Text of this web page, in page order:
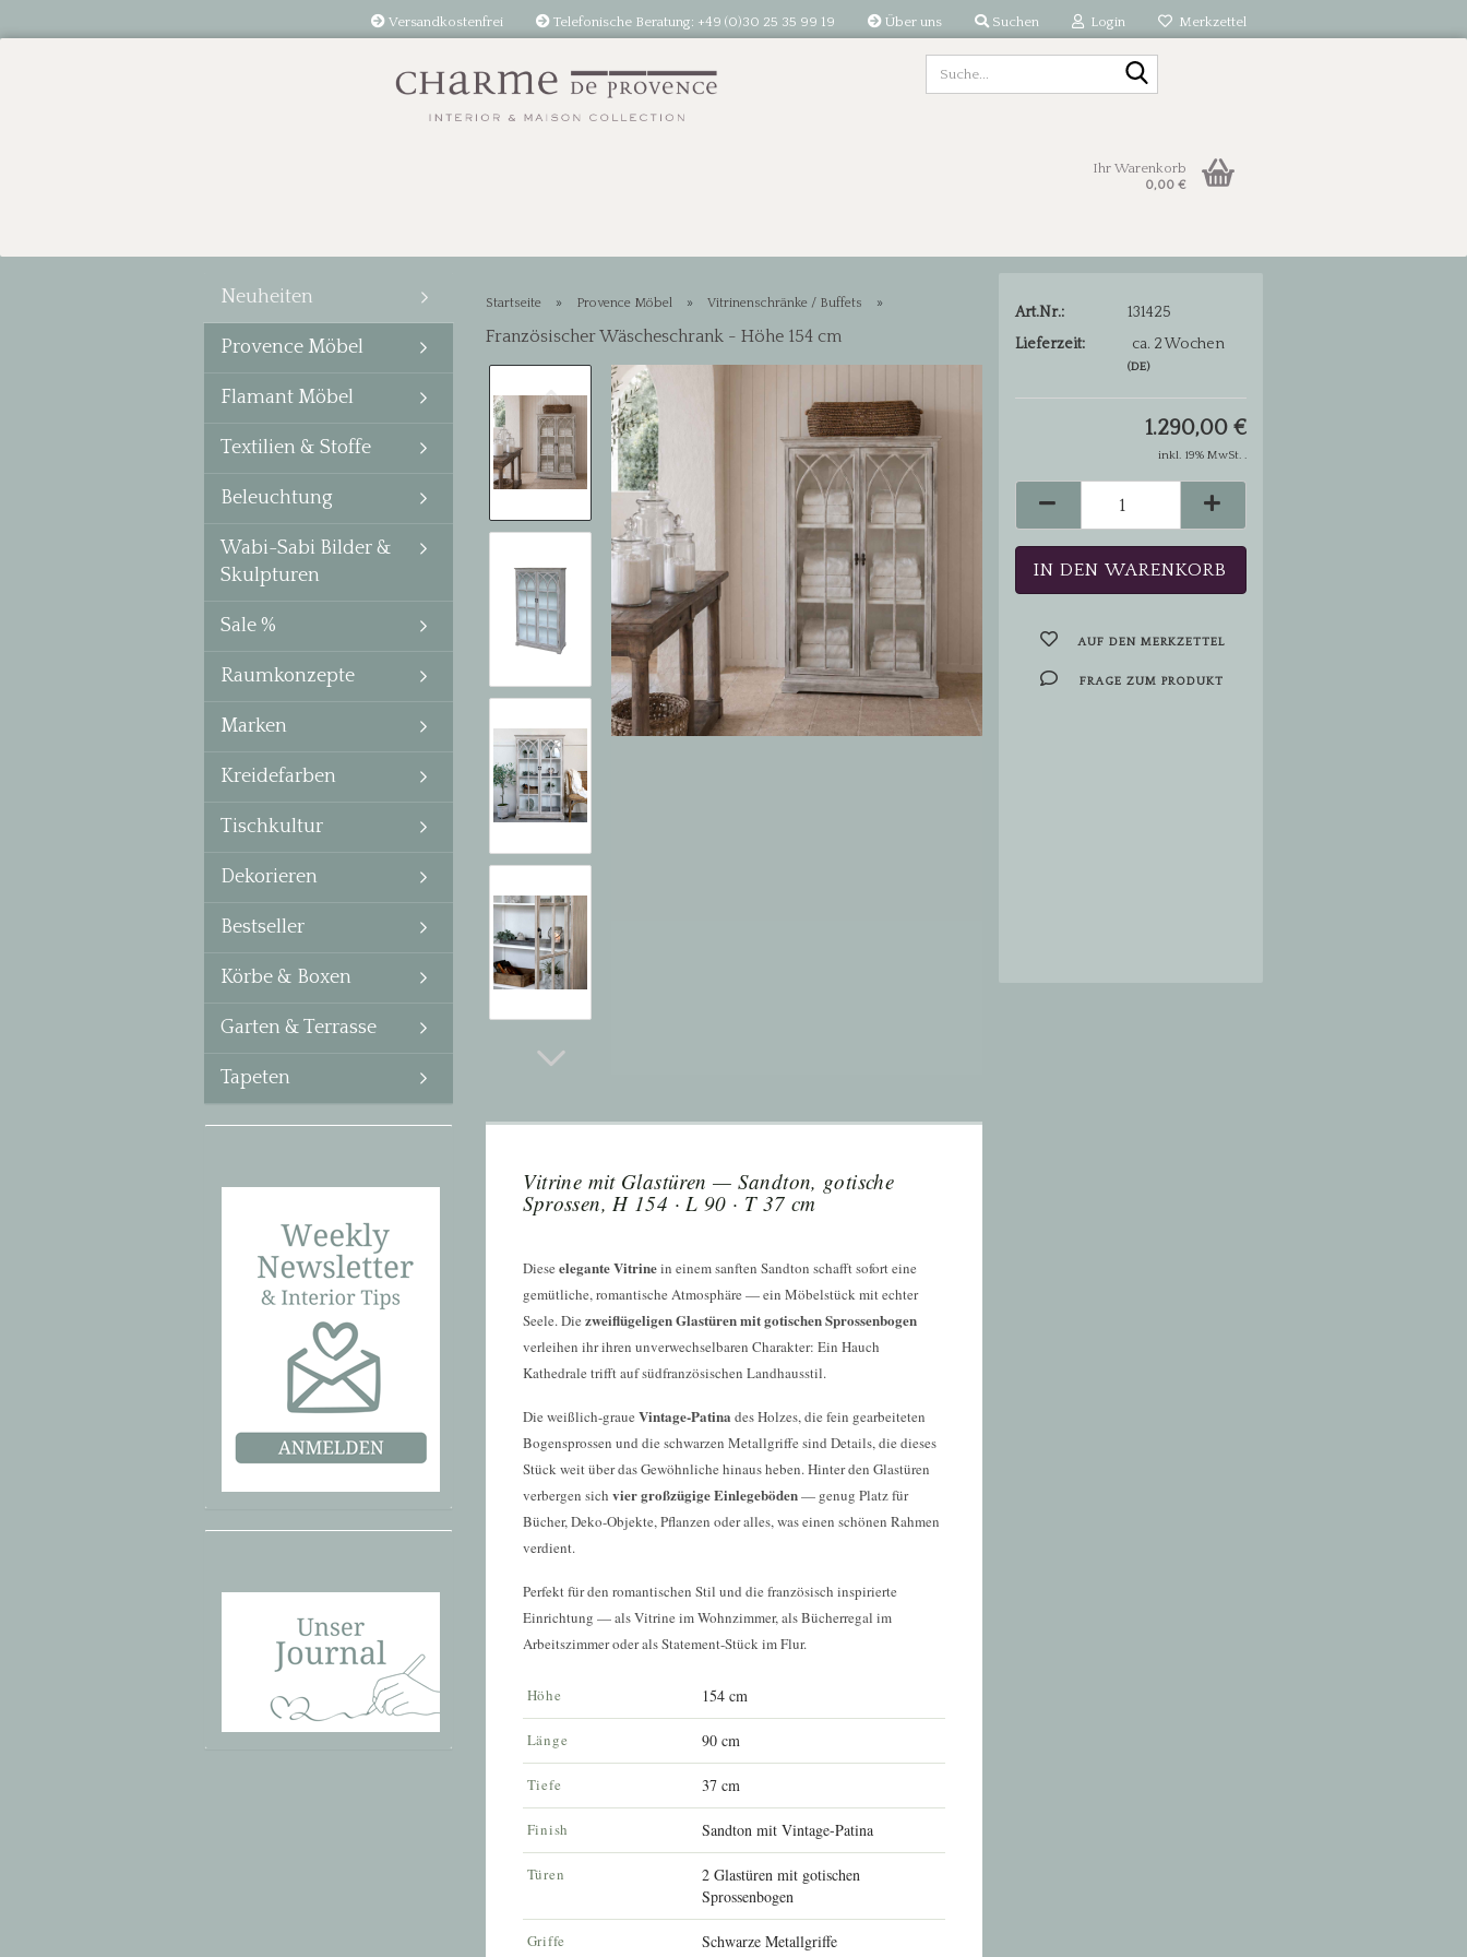
Versandkostenfrei Telefonische Beratung: +49 (0)30 25 35 99 19 Über uns Suchen Login Merkzettel
Ihr Warenkorb
0,00 €
Startseite » Provence Möbel » Vitrinenschränke / Buffets »
Französischer Wäscheschrank - Höhe 154 cm
Art.Nr.:
131425
Lieferzeit:
ca. 2 Wochen
(DE)
1.290,00 €
inkl. 19% MwSt. .
AUF DEN MERKZETTEL
FRAGE ZUM PRODUKT
Vitrine mit Glastüren — Sandton, gotische
Sprossen, H 154 · L 90 · T 37 cm
Diese elegante Vitrinein einem sanften Sandton schafft sofort eine
gemütliche, romantische Atmosphäre — ein Möbelstück mit echter
Seele. Die zweiflügeligen Glastüren mit gotischen Sprossenbogen
verleihen ihr ihren unverwechselbaren Charakter: Ein Hauch
Kathedrale trifft auf südfranzösischen Landhausstil.
Die weißlich-graue Vintage-Patina des Holzes, die fein gearbeiteten
Bogensprossen und die schwarzen Metallgriffe sind Details, die dieses
Stück weit über das Gewöhnliche hinaus heben. Hinter den Glastüren
verbergen sich vier großzügige Einlegeböden— genug Platz für
Bücher, Deko-Objekte, Pflanzen oder alles, was einen schönen Rahmen
verdient.
Perfekt für den romantischen Stil und die französisch inspirierte
Einrichtung — als Vitrine im Wohnzimmer, als Bücherregal im
Arbeitszimmer oder als Statement-Stück im Flur.
Höhe 154 cm
Länge 90 cm
Tiefe 37 cm
Finish Sandton mit Vintage-Patina
Türen
2 Glastüren mit gotischen
Sprossenbogen
Griffe Schwarze Metallgriffe
Neuheiten
Provence Möbel
Flamant Möbel
Textilien & Stoffe
Beleuchtung
Wabi-Sabi Bilder &
Skulpturen
Sale %
Raumkonzepte
Marken
Kreidefarben
Tischkultur
Dekorieren
Bestseller
Körbe & Boxen
Garten & Terrasse
Tapeten